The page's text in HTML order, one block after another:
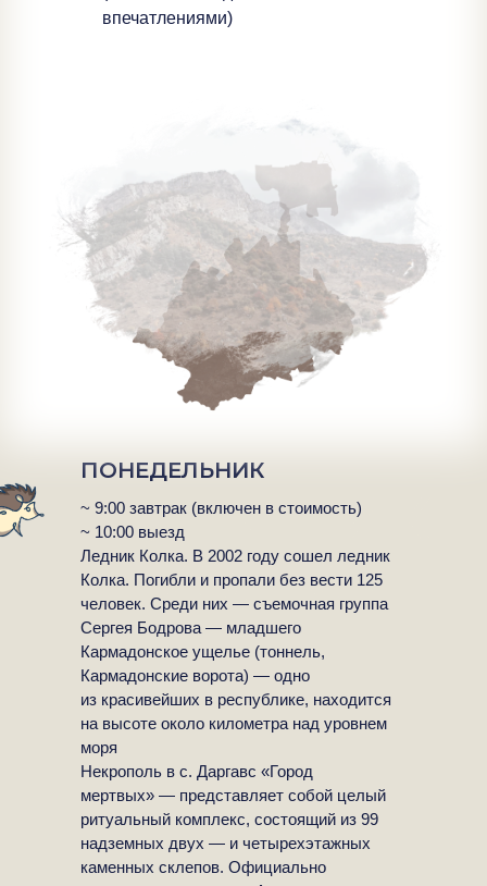
впечатлениями)
ЛЕДНИК
КОЛКА
ПОНЕДЕЛЬНИК
~ 9:00 завтрак (включен в стоимость)
~ 10:00 выезд
Ледник Колка. В 2002 году сошел ледник
Колка. Погибли и пропали без вести 125
человек. Среди них — съемочная группа
Сергея Бодрова — младшего
Кармадонское ущелье (тоннель,
Кармадонские ворота) — одно
из красивейших в республике, находится
на высоте около километра над уровнем
моря
Некрополь в с. Даргавс «Город
мертвых» — представляет собой целый
ритуальный комплекс, состоящий из 99
надземных двух — и четырехэтажных
каменных склепов. Официально